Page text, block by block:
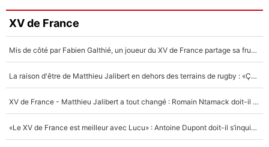
XV de France
Mis de côté par Fabien Galthié, un joueur du XV de France partage sa frustration : «ils ne me l’ont pas dit tout de suite»
La raison d'être de Matthieu Jalibert en dehors des terrains de rugby : «Ça m'atteint autant que si tu touches à un membre de ma famille»
XV de France - Matthieu Jalibert a tout changé : Romain Ntamack doit-il s’inquiéter pour sa place à un an de la Coupe du monde ?
«Le XV de France est meilleur avec Lucu» : Antoine Dupont doit-il s’inquiéter pour sa place ?